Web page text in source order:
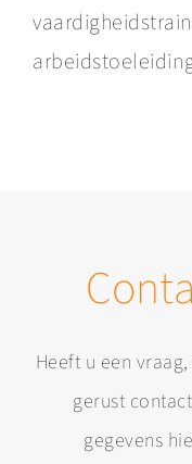
Heeft u een
gerust
gegevens